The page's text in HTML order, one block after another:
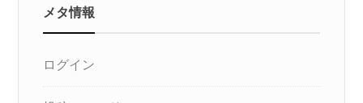
メタ情報
ログイン